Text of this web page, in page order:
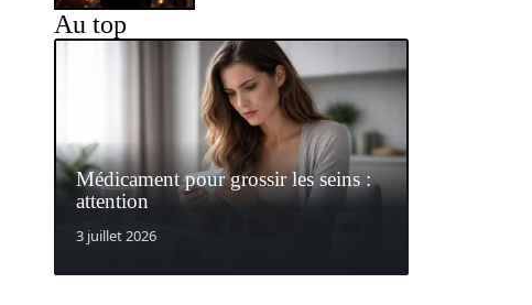
Au top
Médicament pour grossir les seins :
attention
3 juillet 2026